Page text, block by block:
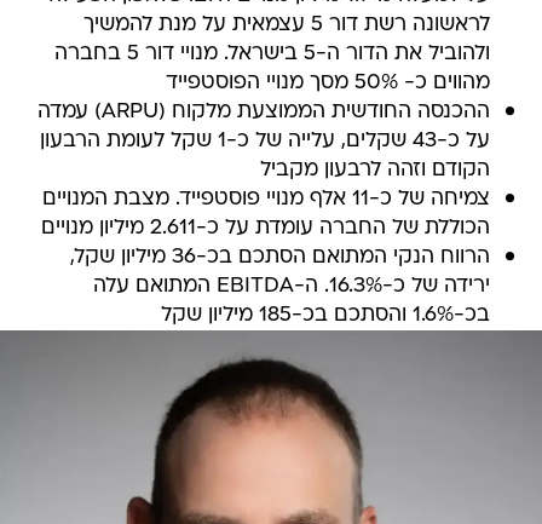
לראשונה רשת דור 5 עצמאית על מנת להמשיך
ולהוביל את הדור ה-5 בישראל. מנויי דור 5 בחברה
מהווים כ- 50% מסך מנויי הפוסטפייד
ההכנסה החודשית הממוצעת מלקוח (ARPU) עמדה
על כ-43 שקלים, עלייה של כ-1 שקל לעומת הרבעון
הקודם וזהה לרבעון מקביל
צמיחה של כ-11 אלף מנויי פוסטפייד. מצבת המנויים
הכוללת של החברה עומדת על כ-2.611 מיליון מנויים
הרווח הנקי המתואם הסתכם בכ-36 מיליון שקל,
ירידה של כ-16.3%. ה-EBITDA המתואם עלה
בכ-1.6% והסתכם בכ-185 מיליון שקל